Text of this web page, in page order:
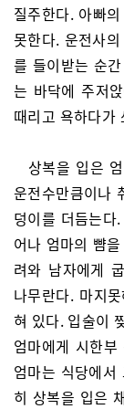
질주한다. 아빠
못한다. 운전사
를 들이받는 순
는 바닥에 주저
때리고 욕하다가
상복을 입은
운전수만큼이나
덩이를 더듬는
어나 엄마의 뺨
려와 남자에게
나무란다. 마지
혀 있다. 입술이
엄마에게 시한
엄마는 식당에
히 상복을 입은